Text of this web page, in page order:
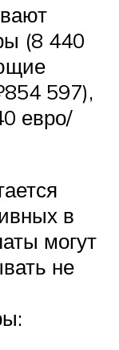
(8 440
597),
евро/
в
могут
не